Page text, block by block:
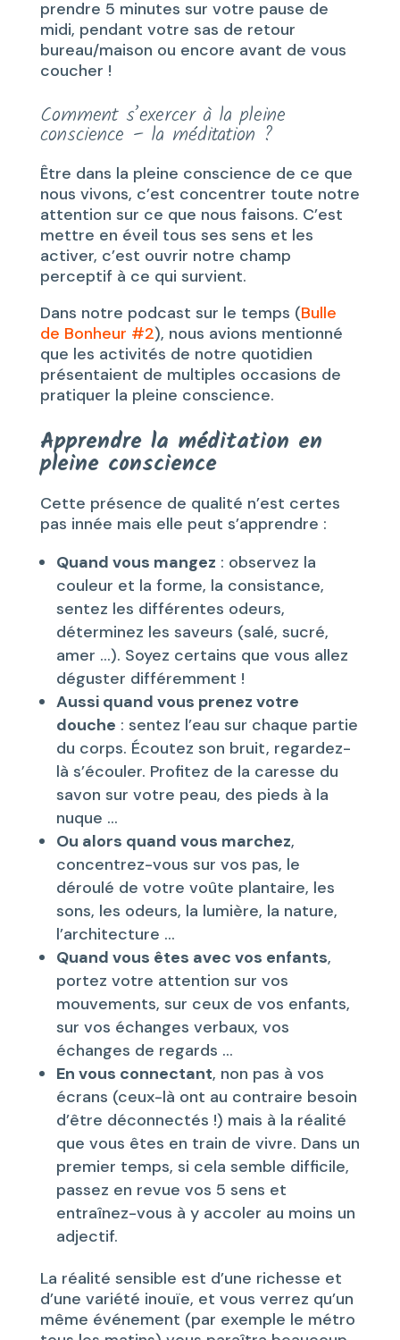
prendre 5 minutes sur votre pause de
midi, pendant votre sas de retour
bureau/maison ou encore avant de vous
coucher !
Comment s’exercer à la pleine
conscience – la méditation ?
Être dans la pleine conscience de ce que
nous vivons, c’est concentrer toute notre
attention sur ce que nous faisons. C’est
mettre en éveil tous ses sens et les
activer, c’est ouvrir notre champ
perceptif à ce qui survient.
Dans notre podcast sur le temps (Bulle
de Bonheur #2), nous avions mentionné
que les activités de notre quotidien
présentaient de multiples occasions de
pratiquer la pleine conscience.
Apprendre la méditation en
pleine conscience
Cette présence de qualité n’est certes
pas innée mais elle peut s’apprendre :
Quand vous mangez : observez la
couleur et la forme, la consistance,
sentez les différentes odeurs,
déterminez les saveurs (salé, sucré,
amer …). Soyez certains que vous allez
déguster différemment !
Aussi quand vous prenez votre
douche : sentez l’eau sur chaque partie
du corps. Écoutez son bruit, regardez-
là s’écouler. Profitez de la caresse du
savon sur votre peau, des pieds à la
nuque …
Ou alors quand vous marchez,
concentrez-vous sur vos pas, le
déroulé de votre voûte plantaire, les
sons, les odeurs, la lumière, la nature,
l’architecture …
Quand vous êtes avec vos enfants,
portez votre attention sur vos
mouvements, sur ceux de vos enfants,
sur vos échanges verbaux, vos
échanges de regards …
En vous connectant, non pas à vos
écrans (ceux-là ont au contraire besoin
d’être déconnectés !) mais à la réalité
que vous êtes en train de vivre. Dans un
premier temps, si cela semble difficile,
passez en revue vos 5 sens et
entraînez-vous à y accoler au moins un
adjectif.
La réalité sensible est d’une richesse et
d’une variété inouïe, et vous verrez qu’un
même événement (par exemple le métro